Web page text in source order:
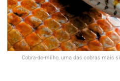
Cobra-do-milho, uma das cobras mais